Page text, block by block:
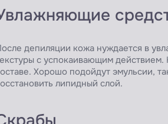
депиляции кожа нуждается в
с успокаивающим
Хорошо подойдут эмульсии,
липидный слой.